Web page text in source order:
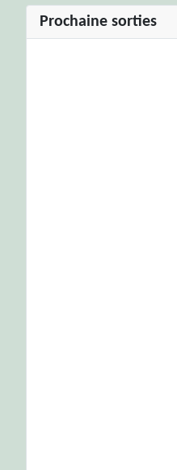
Prochaine sorties